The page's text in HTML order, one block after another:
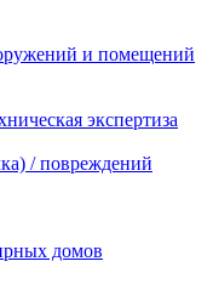
и помещений
экспертиза
/ повреждений
домов